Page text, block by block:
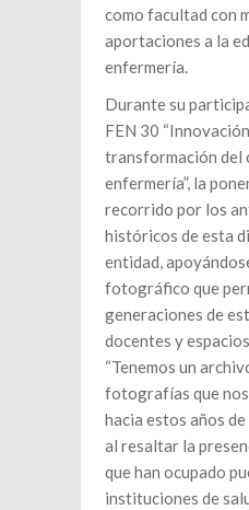
como facultad con
aportaciones a la
enfermería.
Durante su
FEN 30
transformación del
enfermería”, la
recorrido por los
históricos de esta
entidad,
fotográfico que
generaciones de
docentes y
“Tenemos un
fotografías que
hacia estos años de
al resaltar la
que han ocupado
instituciones de